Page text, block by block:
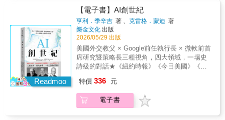
思想家之一，也是少數真正能深刻思考科技與
人性關係的意見領袖。」──科里•布克（Cory
Booker）｜美國紐澤西州聯邦參議員「霍夫曼
並未聚焦於恐懼，而是透過他的人本科技觀
點，帶我們看見AI如何幫助人類做出更好的決
策、實現目標，打造更公平永續的世界。想在
AI時代持續成長的人，都不該錯過。」──亞莉
Global創辦人暨執行長「霍夫曼在本書中有力
地主張：我們應該擁抱AI未來，一個人類運用
這項強大新工具，持續追求更溫柔、更有意義
Driven Branding）作者，科特勒稱他為「現代
品牌之父」三位傑出的作者在這本優質著作
中，深入闡述了營運的重要性，更重要的是還
告訴讀者該如何實際把營運做好。無論你是樂
於接受新觀點挑戰的資深主管，或者是剛踏入
管理領域的新手，這本書都很值得參考，而且
書中的舉例十分精彩又有教育意義，強烈建議
大家撥出時間一讀。──傑若德・查爾曼
（Gerald Zaltman），哈佛商學院Joseph C.
Wilson榮譽教授；Olson Zaltman共同創辦夥伴
這本書結合亞洲豐富的實例與經驗，翻轉了我
們對卓越營運的理解。書中的全新視角既鼓舞
與永續經營：將永續發展刻進營運骨子裡，而
不僅僅是發布報告。3.培養人性化領導力：附
錄中特別介紹「人性化創業精神」與「禪式行
銷」，教你如何在追求利潤的同時，找回與自
然、人性的連結。 在這場席捲全球的變革浪潮
中，企業競爭的關鍵已不只是「做得更快」，
而是如何將創新、文化與營運整合為一體。這
發、邁向全球卓越的轉型地圖。【本書特色】
1.亞洲視角的全球卓越營運典範以新加坡、日
本、南韓、印度與中國為案例，揭示亞洲如何
威，發人深省。」──瑟夫．盧賓（Joseph
Lubin），ConsenSys執行長暨創辦人與以太坊
共同創辦人喬「唯有最學識淵博的專家和才華
洋溢的溝通高手能化繁為簡，使錯綜複雜的事
情變得容易理解。康納就是少數同時具備這兩
種長處的人。這不僅是本精采的讀物，也是重
要著作。」──拉烏爾・帕爾（Raoul Pal），
Real Vision集團執行長暨共同創辦人、Global
Macro Investor執行長暨創辦人「《區塊鏈創新
用指南，也為企業領導者提供直截了當的行動
計畫，協助企業展開實作並獲取成果。這本書
來得正是時候，可確保你能順應時勢，不在區
處的無現金時代： 【超級應用程式的崛起】 阿
里巴巴的馬雲與騰訊的馬化騰，面對老舊的金
融體系提出什麼解決方案？中國為何願意承擔
極大風險來推動金融科技？他們如何激勵並開
放支付的創新，讓不守成規的線上支付在7年時
間裡完全不受監管？ 【模糊的自由邊界】 騰訊
與阿里巴巴的雙雄競爭：他們僅是複製外國人
技術，發展出超越全球巨頭的強勁商業模式。
為何中國科技公司能夠成功，而矽谷卻失敗
了？ 【創新的大悲劇】 金融科技的繁榮帶來了
Readmoo
【電子書】AI創世紀
亨利．季辛吉 著 、克雷格．蒙迪 著
樂金文化 出版
2026/05/29 出版
美國外交教父 × Google前任執行長 × 微軟前首
席研究暨策略長三種視角，四大領域，一場史
詩級的對話★《紐約時報》《今日美國》《洛
★《時代》雜誌百大人物、英國著名歷史學家
尼爾．弗格森專文作序★比爾．蓋茲｜山姆．
奧特曼｜薩帝亞．納德拉｜華特．艾薩克森 一
特價 336 元
電子書